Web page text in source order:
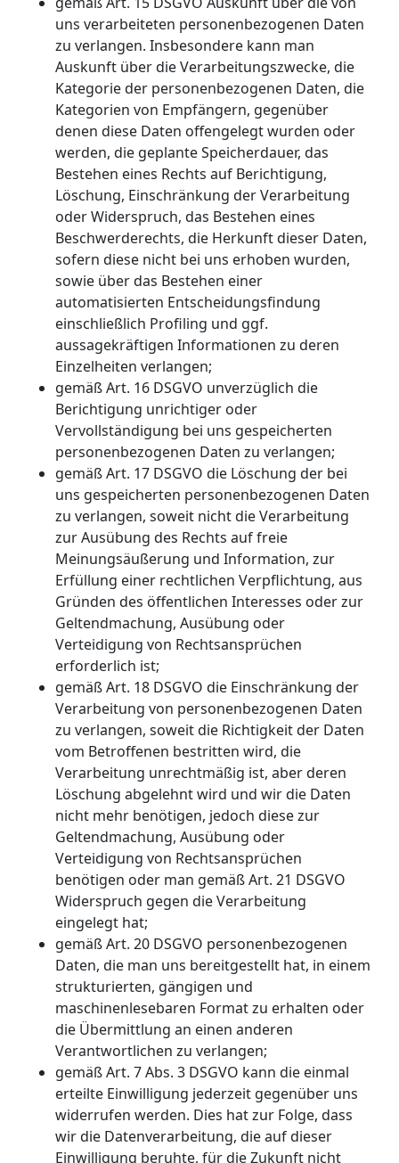
uns verarbeiteten personenbezogenen Daten
zu verlangen. Insbesondere kann man
Auskunft über die Verarbeitungszwecke, die
Kategorie der personenbezogenen Daten, die
Kategorien von Empfängern, gegenüber
denen diese Daten offengelegt wurden oder
werden, die geplante Speicherdauer, das
Bestehen eines Rechts auf Berichtigung,
Löschung, Einschränkung der Verarbeitung
oder Widerspruch, das Bestehen eines
Beschwerderechts, die Herkunft dieser Daten,
sofern diese nicht bei uns erhoben wurden,
sowie über das Bestehen einer
automatisierten Entscheidungsfindung
einschließlich Profiling und ggf.
aussagekräftigen Informationen zu deren
Einzelheiten verlangen;
gemäß Art. 16 DSGVO unverzüglich die
Berichtigung unrichtiger oder
Vervollständigung bei uns gespeicherten
personenbezogenen Daten zu verlangen;
gemäß Art. 17 DSGVO die Löschung der bei
uns gespeicherten personenbezogenen Daten
zu verlangen, soweit nicht die Verarbeitung
zur Ausübung des Rechts auf freie
Meinungsäußerung und Information, zur
Erfüllung einer rechtlichen Verpflichtung, aus
Gründen des öffentlichen Interesses oder zur
Geltendmachung, Ausübung oder
Verteidigung von Rechtsansprüchen
erforderlich ist;
gemäß Art. 18 DSGVO die Einschränkung der
Verarbeitung von personenbezogenen Daten
zu verlangen, soweit die Richtigkeit der Daten
vom Betroffenen bestritten wird, die
Verarbeitung unrechtmäßig ist, aber deren
Löschung abgelehnt wird und wir die Daten
nicht mehr benötigen, jedoch diese zur
Geltendmachung, Ausübung oder
Verteidigung von Rechtsansprüchen
benötigen oder man gemäß Art. 21 DSGVO
Widerspruch gegen die Verarbeitung
eingelegt hat;
gemäß Art. 20 DSGVO personenbezogenen
Daten, die man uns bereitgestellt hat, in einem
strukturierten, gängigen und
maschinenlesebaren Format zu erhalten oder
die Übermittlung an einen anderen
Verantwortlichen zu verlangen;
gemäß Art. 7 Abs. 3 DSGVO kann die einmal
erteilte Einwilligung jederzeit gegenüber uns
widerrufen werden. Dies hat zur Folge, dass
wir die Datenverarbeitung, die auf dieser
Einwilligung beruhte, für die Zukunft nicht